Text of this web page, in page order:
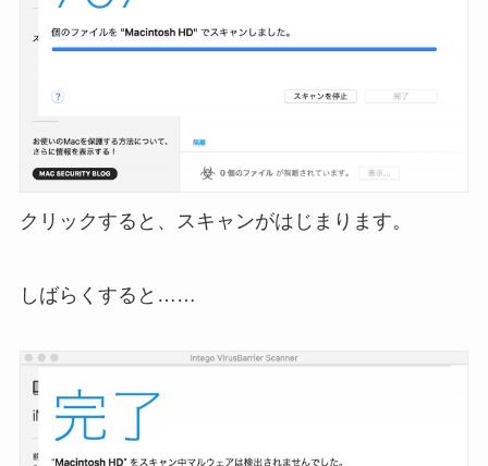
クリックすると、スキャンがはじまります。
しばらくすると……